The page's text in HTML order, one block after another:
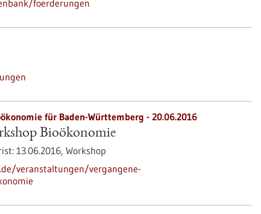
foerderungen
für Baden-Württemberg -20.06.2016
Bioökonomie
13.06.2016, Workshop
veranstaltungen/vergangene-